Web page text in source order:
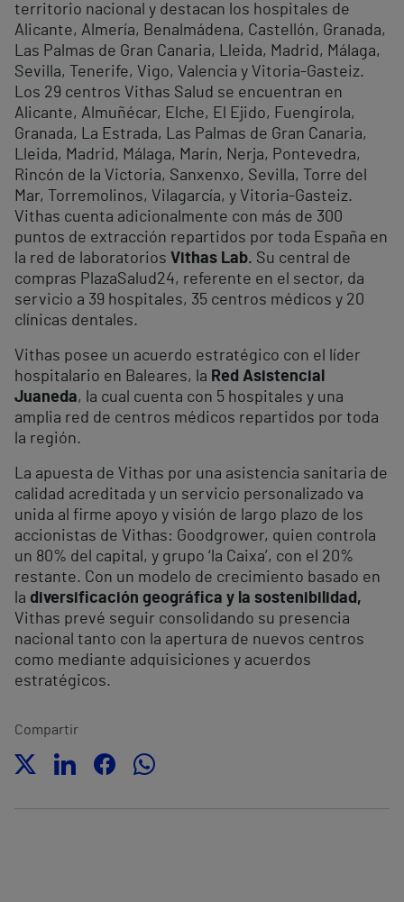
territorio nacional y destacan los hospitales de
Alicante, Almería, Benalmádena, Castellón, Granada,
Las Palmas de Gran Canaria, Lleida, Madrid, Málaga,
Sevilla, Tenerife, Vigo, Valencia y Vitoria-Gasteiz.
Los 29 centros Vithas Salud se encuentran en
Alicante, Almuñécar, Elche, El Ejido, Fuengirola,
Granada, La Estrada, Las Palmas de Gran Canaria,
Lleida, Madrid, Málaga, Marín, Nerja, Pontevedra,
Rincón de la Victoria, Sanxenxo, Sevilla, Torre del
Mar, Torremolinos, Vilagarcía, y Vitoria-Gasteiz.
Vithas cuenta adicionalmente con más de 300
puntos de extracción repartidos por toda España en
la red de laboratorios Vithas Lab. Su central de
compras PlazaSalud24, referente en el sector, da
servicio a 39 hospitales, 35 centros médicos y 20
clínicas dentales.
Vithas posee un acuerdo estratégico con el líder
hospitalario en Baleares, la Red Asistencial
Juaneda, la cual cuenta con 5 hospitales y una
amplia red de centros médicos repartidos por toda
la región.
La apuesta de Vithas por una asistencia sanitaria de
calidad acreditada y un servicio personalizado va
unida al firme apoyo y visión de largo plazo de los
accionistas de Vithas: Goodgrower, quien controla
un 80% del capital, y grupo ‘la Caixa’, con el 20%
restante. Con un modelo de crecimiento basado en
la diversificación geográfica y la sostenibilidad,
Vithas prevé seguir consolidando su presencia
nacional tanto con la apertura de nuevos centros
como mediante adquisiciones y acuerdos
estratégicos.
Compartir